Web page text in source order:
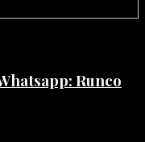
Runco